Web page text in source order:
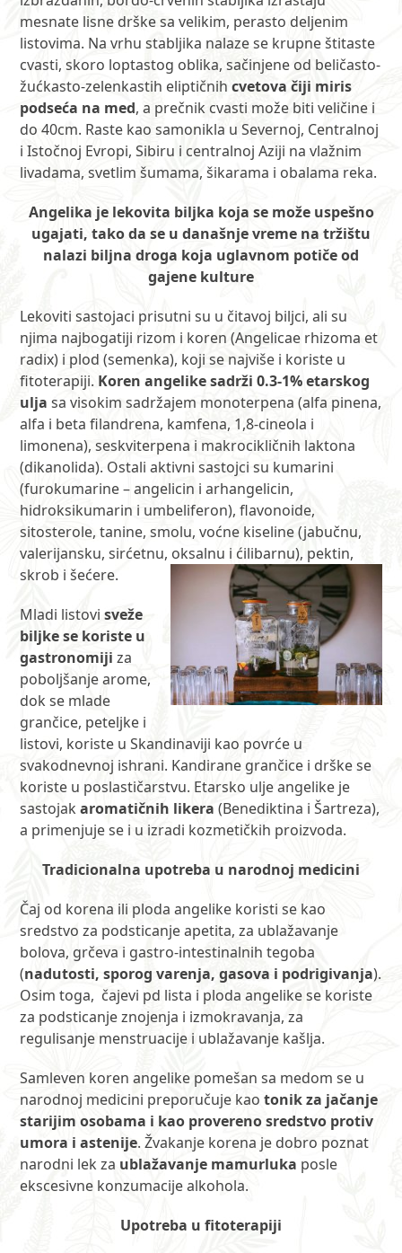
mesnate lisne drške sa velikim, perasto deljenim
listovima. Na vrhu stabljika nalaze se krupne štitaste
cvasti, skoro loptastog oblika, sačinjene od beličasto-
žućkasto-zelenkastih eliptičnihcvetova čiji miris
podseća na med, a prečnik cvasti može biti veličine i
do 40cm. Raste kao samonikla u Severnoj, Centralnoj
i Istočnoj Evropi, Sibiru i centralnoj Aziji na vlažnim
livadama, svetlim šumama, šikarama i obalama reka.
Angelika je lekovita biljka koja se može uspešno
ugajati, tako da se u današnje vreme na tržištu
nalazi biljna droga koja uglavnom potiče od
gajene kulture
Lekoviti sastojaci prisutni su u čitavoj biljci, ali su
njima najbogatiji rizom i koren (Angelicae rhizoma et
radix) i plod (semenka), koji se najviše i koriste u
fitoterapiji. Koren angelike sadrži 0.3-1% etarskog
ulja sa visokim sadržajem monoterpena (alfa pinena,
alfa i beta filandrena, kamfena, 1,8-cineola i
limonena), seskviterpena i makrocikličnih laktona
(dikanolida). Ostali aktivni sastojci su kumarini
(furokumarine – angelicin i arhangelicin,
hidroksikumarin i umbeliferon), flavonoide,
sitosterole, tanine, smolu, voćne kiseline (jabučnu,
valerijansku, sirćetnu, oksalnu i ćilibarnu), pektin,
skrob i šećere.
Mladi listovisveže
biljke se koriste u
gastronomiji za
poboljšanje arome,
dok se mlade
grančice, peteljke i
listovi, koriste u Skandinaviji kao povrće u
svakodnevnoj ishrani. Kandirane grančice i drške se
koriste u poslastičarstvu. Etarsko ulje angelike je
sastojakaromatičnih likera (Benediktina i Šartreza),
a primenjuje se i u izradi kozmetičkih proizvoda.
Tradicionalna upotreba u narodnoj medicini
Čaj od korena ili ploda angelike koristi se kao
sredstvo za podsticanje apetita, za ublažavanje
bolova, grčeva i gastro-intestinalnih tegoba
(nadutosti, sporog varenja, gasova i podrigivanja).
Osim toga, čajevi pd lista i ploda angelike se koriste
za podsticanje znojenja i izmokravanja, za
regulisanje menstruacije i ublažavanje kašlja.
Samleven koren angelike pomešan sa medom se u
narodnoj medicini preporučuje kaotonik za jačanje
starijim osobama i kao provereno sredstvo protiv
umora i astenije. Žvakanje korena je dobro poznat
narodni lek za ublažavanje mamurluka posle
ekscesivne konzumacije alkohola.
Upotreba u fitoterapiji